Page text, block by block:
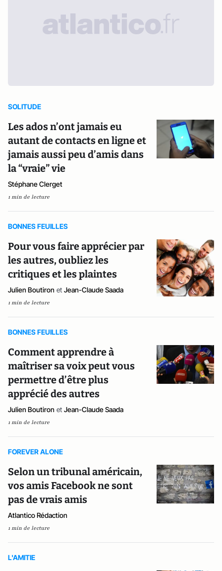
SOLITUDE
Les ados n’ont jamais eu
autant de contacts en ligne et
jamais aussi peu d’amis dans
la “vraie” vie
Stéphane Clerget
1 min de lecture
BONNES FEUILLES
Pour vous faire apprécier par
les autres, oubliez les
critiques et les plaintes
Julien Boutiron et Jean-Claude Saada
1 min de lecture
BONNES FEUILLES
Comment apprendre à
maîtriser sa voix peut vous
permettre d’être plus
apprécié des autres
Julien Boutiron et Jean-Claude Saada
1 min de lecture
FOREVER ALONE
Selon un tribunal américain,
vos amis Facebook ne sont
pas de vrais amis
Atlantico Rédaction
1 min de lecture
L'AMITIE